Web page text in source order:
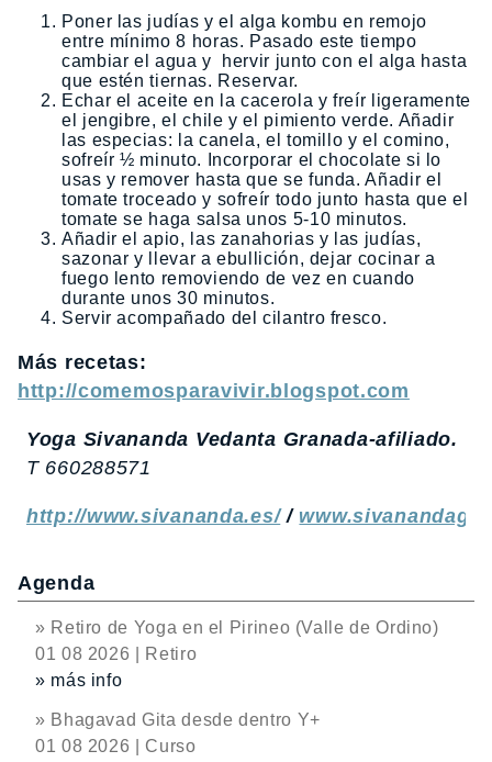
Poner las judías y el alga kombu en remojo
entre mínimo 8 horas. Pasado este tiempo
cambiar el agua y hervir junto con el alga hasta
que estén tiernas. Reservar.
Echar el aceite en la cacerola y freír ligeramente
el jengibre, el chile y el pimiento verde. Añadir
las especias: la canela, el tomillo y el comino,
sofreír ½ minuto. Incorporar el chocolate si lo
usas y remover hasta que se funda. Añadir el
tomate troceado y sofreír todo junto hasta que el
tomate se haga salsa unos 5-10 minutos.
Añadir el apio, las zanahorias y las judías,
sazonar y llevar a ebullición, dejar cocinar a
fuego lento removiendo de vez en cuando
durante unos 30 minutos.
Servir acompañado del cilantro fresco.
Más recetas:
http://comemosparavivir.blogspot.com
Yoga Sivananda Vedanta Granada-afiliado.
T 660288571
http://www.sivananda.es//
Agenda
» Retiro de Yoga en el Pirineo (Valle de Ordino)
01 08 2026 | Retiro
» más info
» Bhagavad Gita desde dentro Y+
01 08 2026 | Curso